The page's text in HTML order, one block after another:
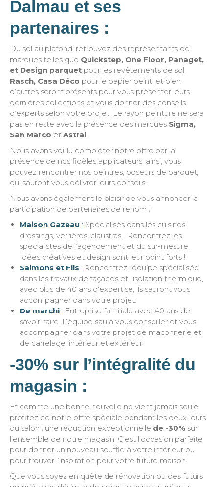
Dalmau et ses
partenaires :
Du sol au plafond, retrouvez des représentants de
marques telles que Quickstep, One Floor, Panaget,
et Design parquet pour les revêtements de sol,
Rasch, Casa Déco pour le papier peint, et bien
d’autres seront présents pour vous présenter leurs
dernières collections et vous donner des conseils
d’experts selon votre projet. Le rayon peinture ne sera
pas en reste avec la présence des marques Sigma,
San Marco et Astral.
Nous avons voulu compléter notre offre par la
présence de nos fidèles applicateurs, ainsi, vous
pouvez rencontrer nos peintres, poseurs de parquet,
qui sauront vous délivrer leurs conseils.
Nous avons également le plaisir de vous annoncer la
participation de partenaires de renom :
Maison Gazeau : Spécialisés dans les cuisines,
dressings, verrières, claustras… Rencontrez les
spécialistes de l’agencement et du sur-mesure.
Idées créatives et design sont leur point forts !
Salmons et Fils : Rencontrez l’équipe spécialisée
dans les travaux de façades et l’isolation thermique,
avec plus de 40 ans d’expertise, ils sauront vous
accompagner dans votre projet.
De marchi : Entreprise familiale avec 40 ans de
savoir-faire. L’équipe saura vous conseiller et vous
accompagner dans votre projet de maçonnerie et
de carrelage, intérieur et extérieur.
-30% sur l’intégralité du
magasin :
Et comme une bonne nouvelle ne vient jamais seule,
profitez de notre offre spéciale pendant les deux jours
du salon : une réduction exceptionnelle de -30% sur
l’ensemble de notre magasin. C’est l’occasion parfaite
pour donner un nouveau souffle à votre intérieur ou
pour trouver l’inspiration pour votre future maison.
Que vous soyez en quête de rénovation ou des futurs